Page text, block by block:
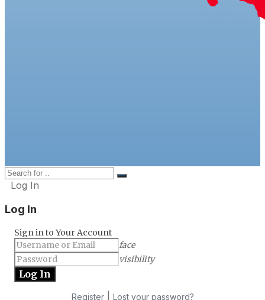
Log In
Log In
Sign in to Your Account
face
visibility
Register| Lost your password?